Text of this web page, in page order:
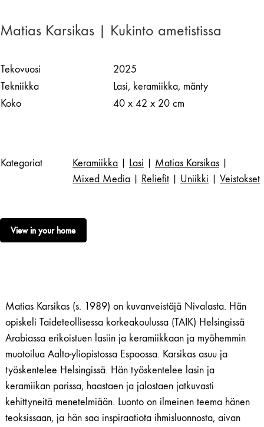
Matias Karsikas | Kukinto ametistissa
Tekovuosi
2025
Tekniikka
Lasi, keramiikka, mänty
Koko
40 x 42 x 20 cm
Kategoriat Keramiikka Lasi Matias Karsikas
Mixed Media
Reliefit Uniikki Veistokset
View in your home
Matias Karsikas (s. 1989) on kuvanveistäjä Nivalasta. Hän
opiskeli Taideteollisessa korkeakoulussa (TAIK) Helsingissä
Arabiassa erikoistuen lasiin ja keramiikkaan ja myöhemmin
muotoilua Aalto-yliopistossa Espoossa. Karsikas asuu ja
työskentelee Helsingissä. Hän työskentelee lasin ja
keramiikan parissa, haastaen ja jalostaen jatkuvasti
kehittyneitä ​​menetelmiään. Luonto on ilmeinen teema hänen
teoksissaan, ja hän saa inspiraatiota ihmisluonnosta, aivan